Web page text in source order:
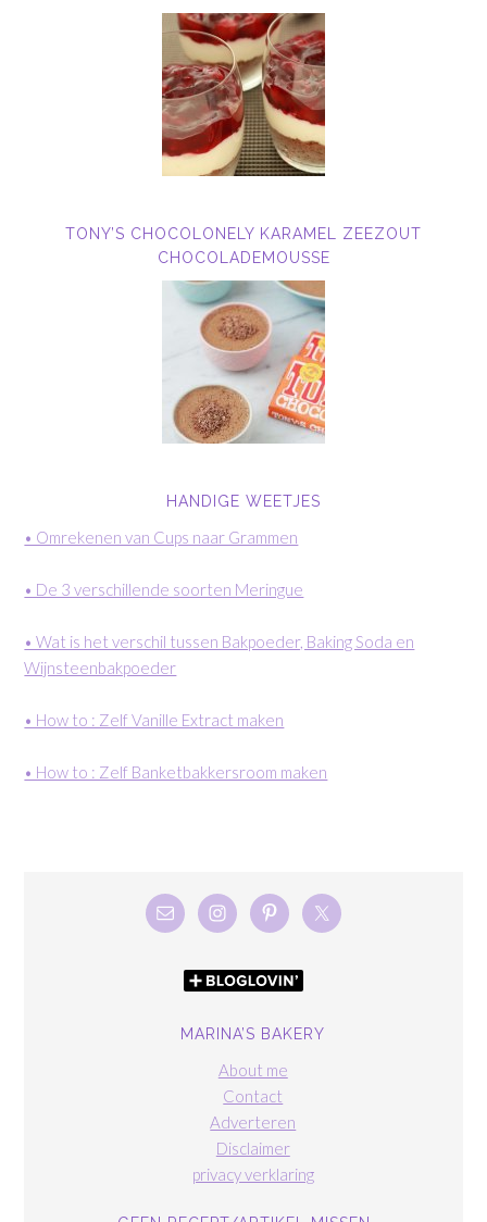
TONY’S CHOCOLONELY KARAMEL ZEEZOUT
CHOCOLADEMOUSSE
HANDIGE WEETJES
• Omrekenen van Cups naar Grammen
• De 3 verschillende soorten Meringue
• Wat is het verschil tussen Bakpoeder, Baking Soda en
Wijnsteenbakpoeder
• How to : Zelf Vanille Extract maken
• How to : Zelf Banketbakkersroom maken
MARINA’S BAKERY
About me
Contact
Adverteren
Disclaimer
privacy verklaring